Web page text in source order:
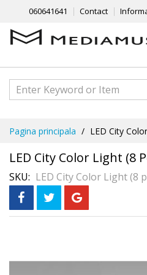
060641641 Contact
Continut
Pagina principala LED City
LED City Color Light (8
SKU LED City Color Light (8
the